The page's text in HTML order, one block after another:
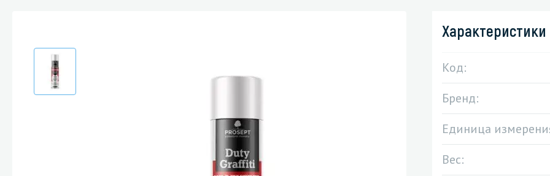
поверхностей
Средства для удаления граффити и
пятноудалители
Средства для очистки ковров и мягкой мебели
Средства для очистки
Средства для
Характеристики
Код:
Бренд:
Единица
Вес: